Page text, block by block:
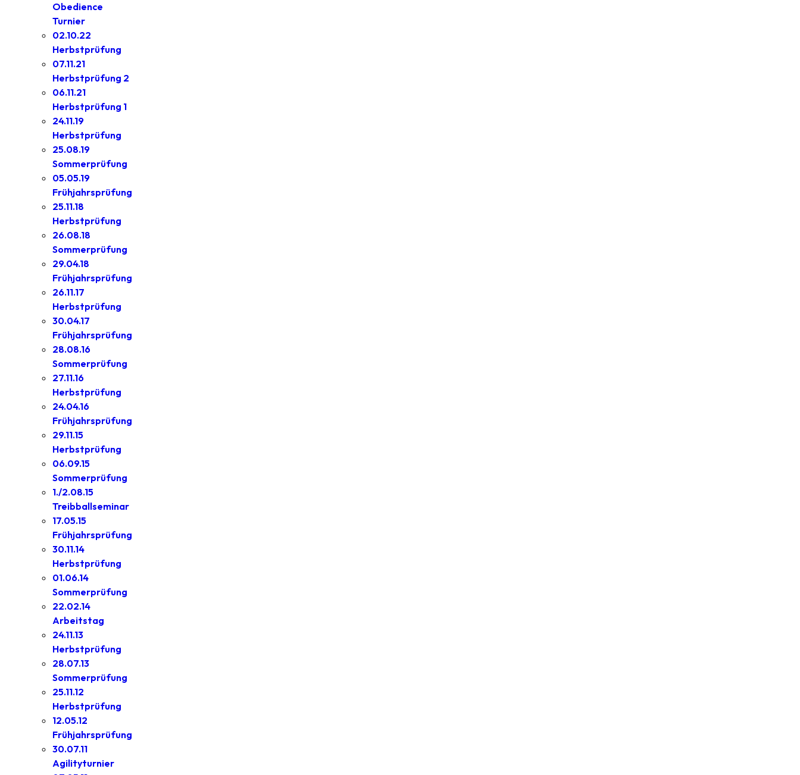
Obedience
Turnier
02.10.22
Herbstprüfung
07.11.21
Herbstprüfung 2
06.11.21
Herbstprüfung 1
24.11.19
Herbstprüfung
25.08.19
Sommerprüfung
05.05.19
Frühjahrsprüfung
25.11.18
Herbstprüfung
26.08.18
Sommerprüfung
29.04.18
Frühjahrsprüfung
26.11.17
Herbstprüfung
30.04.17
Frühjahrsprüfung
28.08.16
Sommerprüfung
27.11.16
Herbstprüfung
24.04.16
Frühjahrsprüfung
29.11.15
Herbstprüfung
06.09.15
Sommerprüfung
1./2.08.15
Treibballseminar
17.05.15
Frühjahrsprüfung
30.11.14
Herbstprüfung
01.06.14
Sommerprüfung
22.02.14
Arbeitstag
24.11.13
Herbstprüfung
28.07.13
Sommerprüfung
25.11.12
Herbstprüfung
12.05.12
Frühjahrsprüfung
30.07.11
Agilityturnier